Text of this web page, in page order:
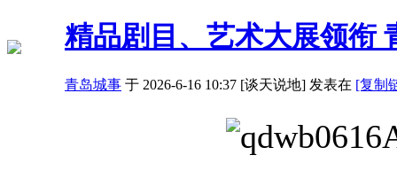
精品剧目、艺术大展领衔
青岛城事 于 2026-6-16 10:37 [谈天说地] 发表在 [复制